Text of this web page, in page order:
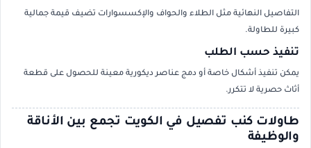
التفاصيل النهائية مثل الطلاء والحواف والإكسسوارات تضيف قيمة جمالية
كبيرة للطاولة.
تنفيذ حسب الطلب
يمكن تنفيذ أشكال خاصة أو دمج عناصر ديكورية معينة للحصول على قطعة
أثاث حصرية لا تتكرر.
طاولات كنب تفصيل في الكويت تجمع بين الأناقة
والوظيفة